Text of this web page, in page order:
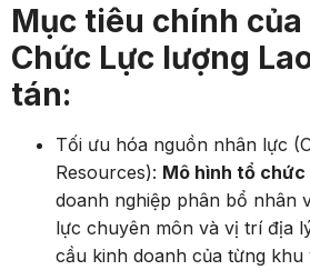
Mục tiêu chính của
Chức Lực lượng
tán:
Tối ưu hóa nguồn nhân lực
Resources): Mô hình tổ chức
doanh nghiệp phân bổ nhân
lực chuyên môn và vị trí địa
cầu kinh doanh của từng